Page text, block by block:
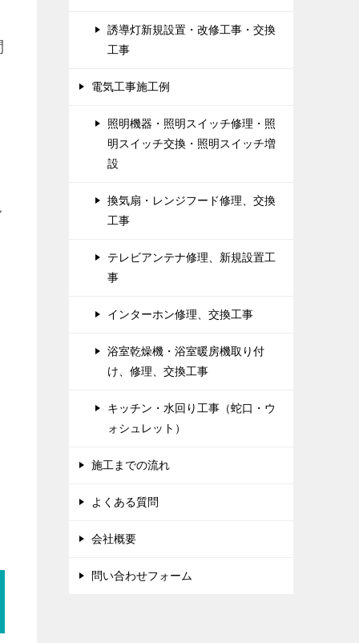
誘導灯新規設置・改修工事・交換
工事
電気工事施工例
照明機器・照明スイッチ修理・照
明スイッチ交換・照明スイッチ増
設
換気扇・レンジフード修理、交換
工事
テレビアンテナ修理、新規設置工
事
インターホン修理、交換工事
浴室乾燥機・浴室暖房機取り付
け、修理、交換工事
キッチン・水回り工事（蛇口・ウ
ォシュレット）
施工までの流れ
よくある質問
会社概要
問い合わせフォーム